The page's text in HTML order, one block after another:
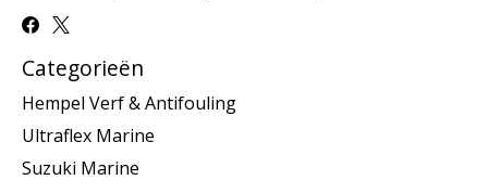
Categorieën
Hempel Verf & Antifouling
Ultraflex Marine
Suzuki Marine